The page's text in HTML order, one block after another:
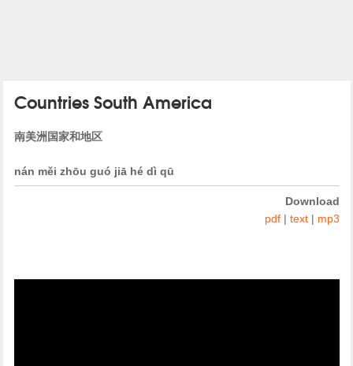
Countries South America
南美洲国家和地区
nán měi zhōu guó jiā hé dì qū
Download
pdf| text| mp3